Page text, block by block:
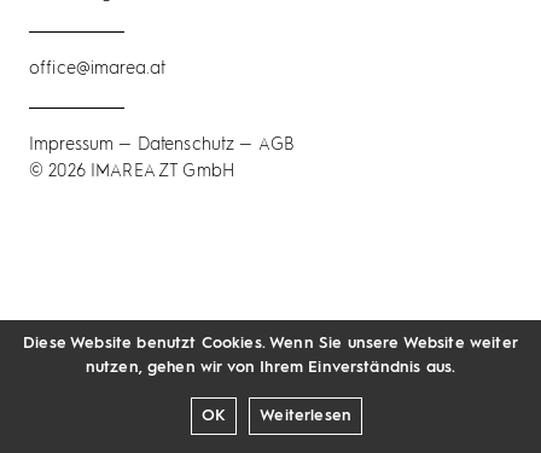
office@imarea.at
Impressum — Datenschutz — AGB
© 2026 IMAREA ZT GmbH
Diese Website benutzt Cookies. Wenn Sie unsere Website weiter
nutzen, gehen wir von Ihrem Einverständnis aus.
OK Weiterlesen